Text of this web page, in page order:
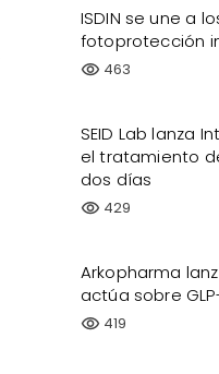
ISDIN se une a
fotoprotección
visibility 463
SEID Lab lanza
el tratamiento
dos días
visibility 429
Arkopharma
actúa sobre
visibility 419